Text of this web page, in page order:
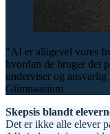
"AI er alligevel vores
hvordan de bruger det
underviser og
Gümnaasium
Skepsis blandt
Det er ikke alle elever